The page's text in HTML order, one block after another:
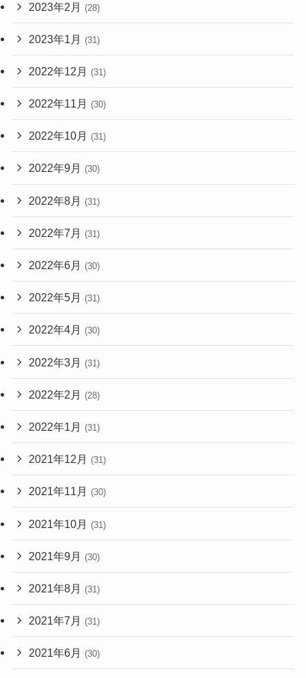
2023年2月 (28)
2023年1月 (31)
2022年12月 (31)
2022年11月 (30)
2022年10月 (31)
2022年9月 (30)
2022年8月 (31)
2022年7月 (31)
2022年6月 (30)
2022年5月 (31)
2022年4月 (30)
2022年3月 (31)
2022年2月 (28)
2022年1月 (31)
2021年12月 (31)
2021年11月 (30)
2021年10月 (31)
2021年9月 (30)
2021年8月 (31)
2021年7月 (31)
2021年6月 (30)